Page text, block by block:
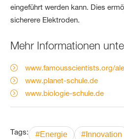
eingeführt werden kann. Dies
sicherere Elektroden.
Mehr Informationen
www.famousscientists.org/
www.planet-schule.de
www.biologie-schule.de
Tags: #Energie #Innovation